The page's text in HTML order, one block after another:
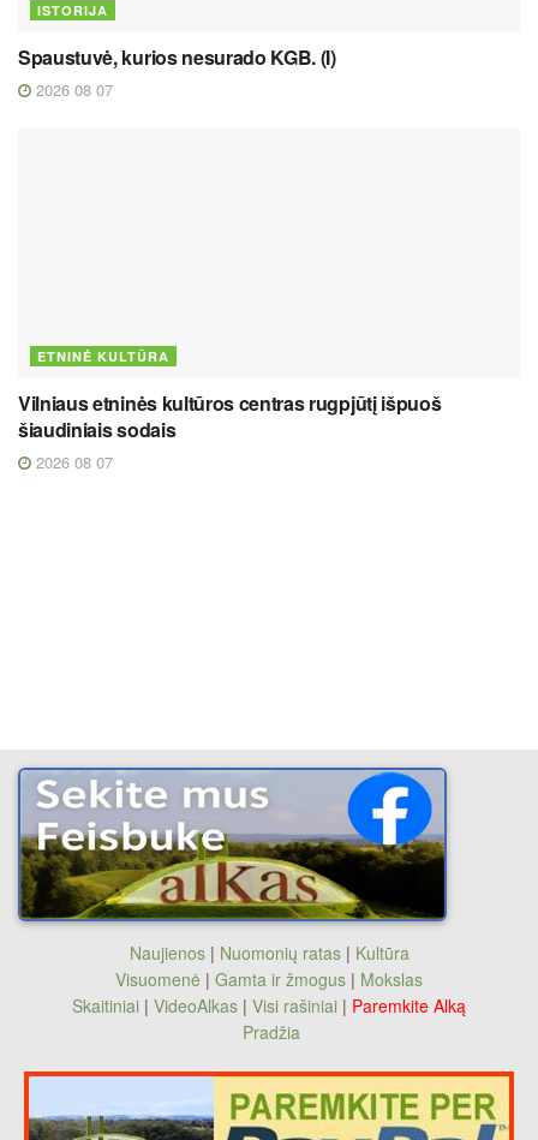
ISTORIJA
Spaustuvė, kurios nesurado KGB. (I)
2026 08 07
ETNINĖ KULTŪRA
Vilniaus etninės kultūros centras rugpjūtį išpuoš
šiaudiniais sodais
2026 08 07
Naujienos| Nuomonių ratas| Kultūra
Visuomenė | Gamta ir žmogus | Mokslas
Skaitiniai | VideoAlkas | Visi rašiniai | Paremkite Alką
Pradžia